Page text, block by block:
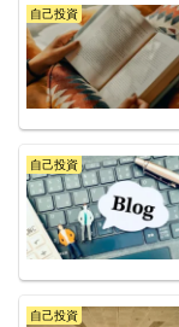
自己投資
自己投資
自己投資